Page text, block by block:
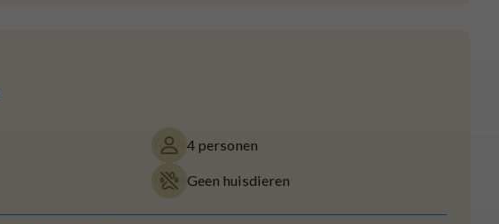
4 personen
Geen huisdieren